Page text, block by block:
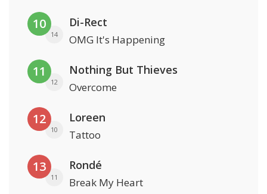
10
14
Di-Rect
OMG It's Happening
11
12
Nothing But Thieves
Overcome
12
10
Loreen
Tattoo
13
11
Rondé
Break My Heart